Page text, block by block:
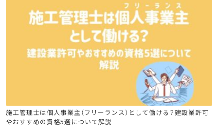
建設キャリア転職 建築施工管理技士 土木施工管理技士
電気工事施工管理技士 管工事施工管理技士
施工管理士は個人事業主（フリーランス）として働ける？建設業許可
やおすすめの資格5選について解説